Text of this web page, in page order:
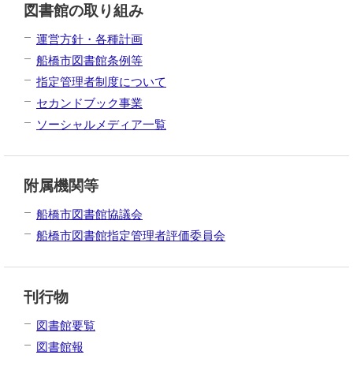
図書館の取り組み
運営方針・各種計画
船橋市図書館条例等
指定管理者制度について
セカンドブック事業
ソーシャルメディア一覧
附属機関等
船橋市図書館協議会
船橋市図書館指定管理者評価委員会
刊行物
図書館要覧
図書館報